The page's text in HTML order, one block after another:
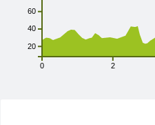
0 2
20
40
60